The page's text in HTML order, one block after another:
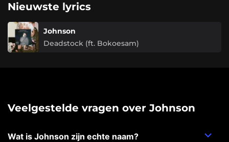
Nieuwste lyrics
Johnson
Deadstock (ft. Bokoesam)
Veelgestelde vragen over Johnson
Wat is Johnson zijn echte naam?